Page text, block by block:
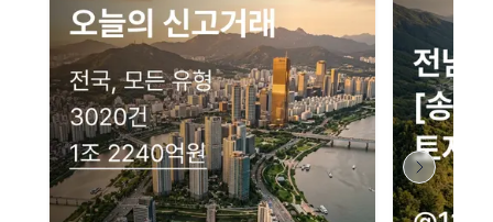
네이버 지도 연결 안내
현재 네이버 지도 연결이 원활하지 않아 지도를 불러올 수 없습니다.
이용에 불편을 드려 죄송합니다.
다시 시도